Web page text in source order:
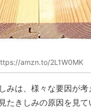
amzn.to/2L1W0MK
みは、様々な要因が
たきしみの原因を見て